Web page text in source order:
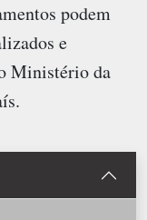
podem
e
Ministério da